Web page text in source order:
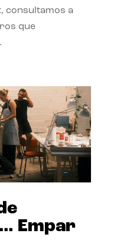
consultamos a
que
Empar